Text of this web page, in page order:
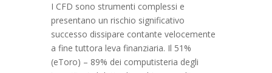
I CFD sono strumenti complessi e
presentano un rischio significativo
successo dissipare contante velocemente
a fine tuttora leva finanziaria. Il 51%
(eToro) – 89% dei computisteria degli